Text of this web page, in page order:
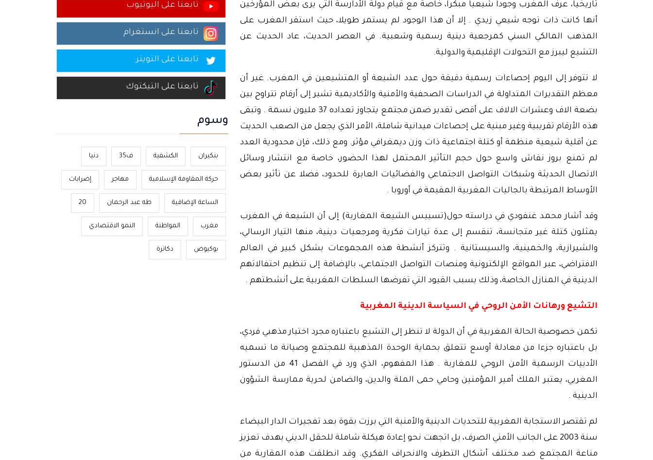
تاريخيا، عرف المغرب وجودا شيعيا مبكرا، خاصة مع قيام دولة الأدارسة التي يرى بعض المؤرخين
أنها كانت ذات توجه شيعي زيدي . إلا أن هذا الوجود لم يستمر طويلا، حيث استقر المغرب على
المذهب المالكي السني كمرجعية دينية رسمية وشعبية. في العصر الحديث، عاد الحديث عن
التشيع ليبرز مع التحولات الإقليمية والدولية.
لا تتوفر إلى اليوم إحصاءات رسمية دقيقة حول عدد الشيعة أو المتشيعين في المغرب. غير أن
معظم التقديرات المتداولة في الدراسات الصحفية والأمنية والأكاديمية تشير إلى أرقام تتراوح بين
بضعة الاف وعشرات الالاف على أقصى تقدير ضمن مجتمع يتجاوز تعداده 37 مليون نسمة . وتبقى
هذه الأرقام تقريبية وغير مبنية على إحصاءات ميدانية شاملة، الأمر الذي يجعل من الصعب الحديث
عن أقلية شيعية منظمة أو كتلة اجتماعية ذات وزن ديمغرافي مؤثر. ومع ذلك، فإن محدودية العدد
لم تمنع بروز نقاش واسع حول حجم التأثير المحتمل لهذا الحضور، خاصة مع انتشار وسائل
الاتصال الحديثة وشبكات التواصل الاجتماعي والفضائيات العابرة للحدود، فضلا عن تأثير بعض
الأوساط المرتبطة بالجاليات المغربية المقيمة في أوروبا .
وقد أشار محمد غنفودي في دراسته حول(تسييس الشيعة المغاربة) إلى أن الشيعة في المغرب
يمثلون كتلة غير متجانسة، تنقسم إلى عدة تيارات فكرية ومرجعيات دينية، منها التيار الرسالي،
والشيرازية، والخمينية، والسيستانية . وتتركز أنشطة هذه المجموعات بشكل كبير في العالم
الافتراضي، عبر المواقع الإلكترونية ومنصات التواصل الاجتماعي، بالإضافة إلى تنظيم احتفالاتهم
الدينية في المنازل الخاصة، وذلك بسبب القيود التي تفرضها السلطات المغربية على أنشطتهم .
التشيع ورهانات الأمن الروحي في السياسة الدينية المغربية
تكمن خصوصية الحالة المغربية في أن الدولة لا تنظر إلى التشيع باعتباره مجرد اختيار مذهبي فردي،
بل باعتباره جزءا من معادلة أوسع تتعلق بحماية الوحدة المذهبية للمجتمع وصيانة ما تسميه
الأدبيات الرسمية الأمن الروحي للمغاربة . هذا المفهوم، الذي ورد في الفصل 41 من الدستور
المغربي، يعتبر الملك أمير المؤمنين وحامي حمى الملة والدين، والضامن لحرية ممارسة الشؤون
الدينية .
لم تقتصر الاستجابة المغربية للتحديات الدينية والأمنية التي برزت بقوة بعد تفجيرات الدار البيضاء
سنة 2003 على الجانب الأمني الصرف، بل اتجهت نحو إعادة هيكلة شاملة للحقل الديني بهدف تعزيز
مناعة المجتمع ضد مختلف أشكال التطرف والانحراف الفكري. وقد انطلقت هذه المقاربة من
تابعنا على اليوتيوب
تابعنا على انستغرام
تابعنا على التويتر
تابعنا على التيكتوك
وسوم
بنكيران الكشفية ف35 دنيا
حركة المقاومة الإسلامية مهاجر إضرابات
الساعة الإضافية طه عبد الرحمان 20
مغرب المواطنة النمو الاقتصادي
بوكيوض دكاترة